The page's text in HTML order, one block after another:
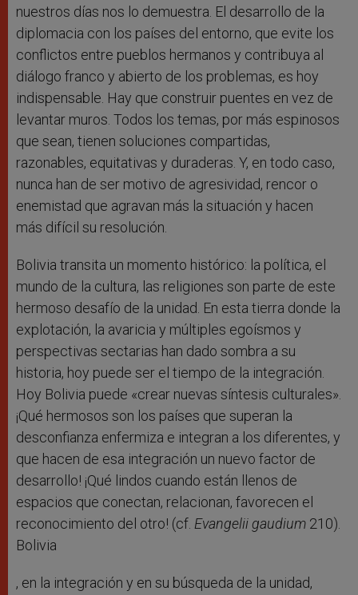
nuestros días nos lo demuestra. El desarrollo de la
diplomacia con los países del entorno, que evite los
conflictos entre pueblos hermanos y contribuya al
diálogo franco y abierto de los problemas, es hoy
indispensable. Hay que construir puentes en vez de
levantar muros. Todos los temas, por más espinosos
que sean, tienen soluciones compartidas,
razonables, equitativas y duraderas. Y, en todo caso,
nunca han de ser motivo de agresividad, rencor o
enemistad que agravan más la situación y hacen
más difícil su resolución.
Bolivia transita un momento histórico: la política, el
mundo de la cultura, las religiones son parte de este
hermoso desafío de la unidad. En esta tierra donde la
explotación, la avaricia y múltiples egoísmos y
perspectivas sectarias han dado sombra a su
historia, hoy puede ser el tiempo de la integración.
Hoy Bolivia puede «crear nuevas síntesis culturales».
¡Qué hermosos son los países que superan la
desconfianza enfermiza e integran a los diferentes, y
que hacen de esa integración un nuevo factor de
desarrollo! ¡Qué lindos cuando están llenos de
espacios que conectan, relacionan, favorecen el
reconocimiento del otro! (cf. Evangelii gaudium 210).
Bolivia
, en la integración y en su búsqueda de la unidad,